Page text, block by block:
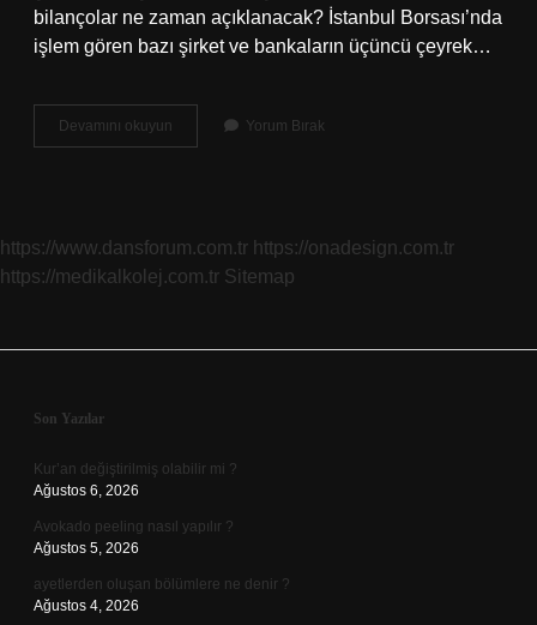
bilançolar ne zaman açıklanacak? İstanbul Borsası’nda
işlem gören bazı şirket ve bankaların üçüncü çeyrek…
Devamını okuyun
Bilanço
Yorum Bırak
https://www.dansforum.com.tr https://onadesign.com.tr
https://medikalkolej.com.tr Sitemap
Sidebar
Son Yazılar
Kur’an değiştirilmiş olabilir mi ?
Ağustos 6, 2026
Avokado peeling nasıl yapılır ?
Ağustos 5, 2026
ayetlerden oluşan bölümlere ne denir ?
Ağustos 4, 2026